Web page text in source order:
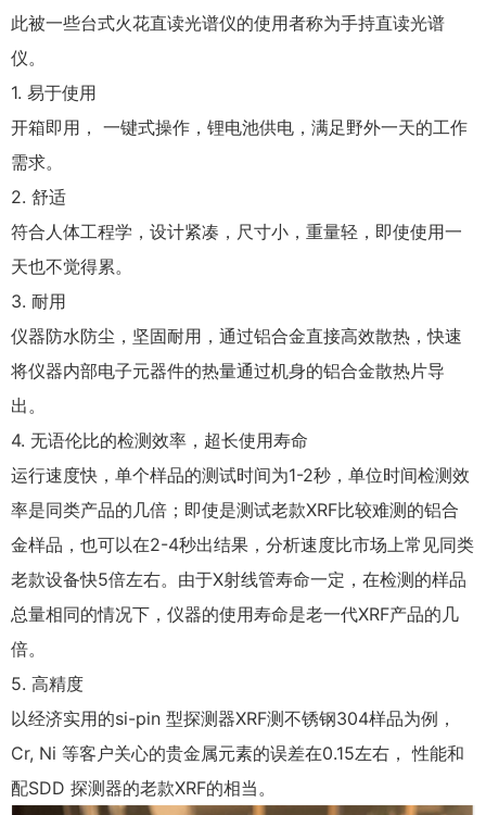
此被一些台式火花直读光谱仪的使用者称为手持直读光谱
仪。
1. 易于使用
开箱即用， 一键式操作，锂电池供电，满足野外一天的工作
需求。
2. 舒适
符合人体工程学，设计紧凑，尺寸小，重量轻，即使使用一
天也不觉得累。
3. 耐用
仪器防水防尘，坚固耐用，通过铝合金直接高效散热，快速
将仪器内部电子元器件的热量通过机身的铝合金散热片导
出。
4. 无语伦比的检测效率，超长使用寿命
运行速度快，单个样品的测试时间为1-2秒，单位时间检测效
率是同类产品的几倍；即使是测试老款XRF比较难测的铝合
金样品，也可以在2-4秒出结果，分析速度比市场上常见同类
老款设备快5倍左右。由于X射线管寿命一定，在检测的样品
总量相同的情况下，仪器的使用寿命是老一代XRF产品的几
倍。
5. 高精度
以经济实用的si-pin 型探测器XRF测不锈钢304样品为例，
Cr, Ni 等客户关心的贵金属元素的误差在0.15左右， 性能和
配SDD 探测器的老款XRF的相当。